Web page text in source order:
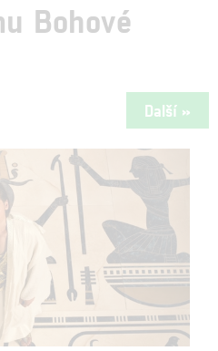
Bohové
Další »